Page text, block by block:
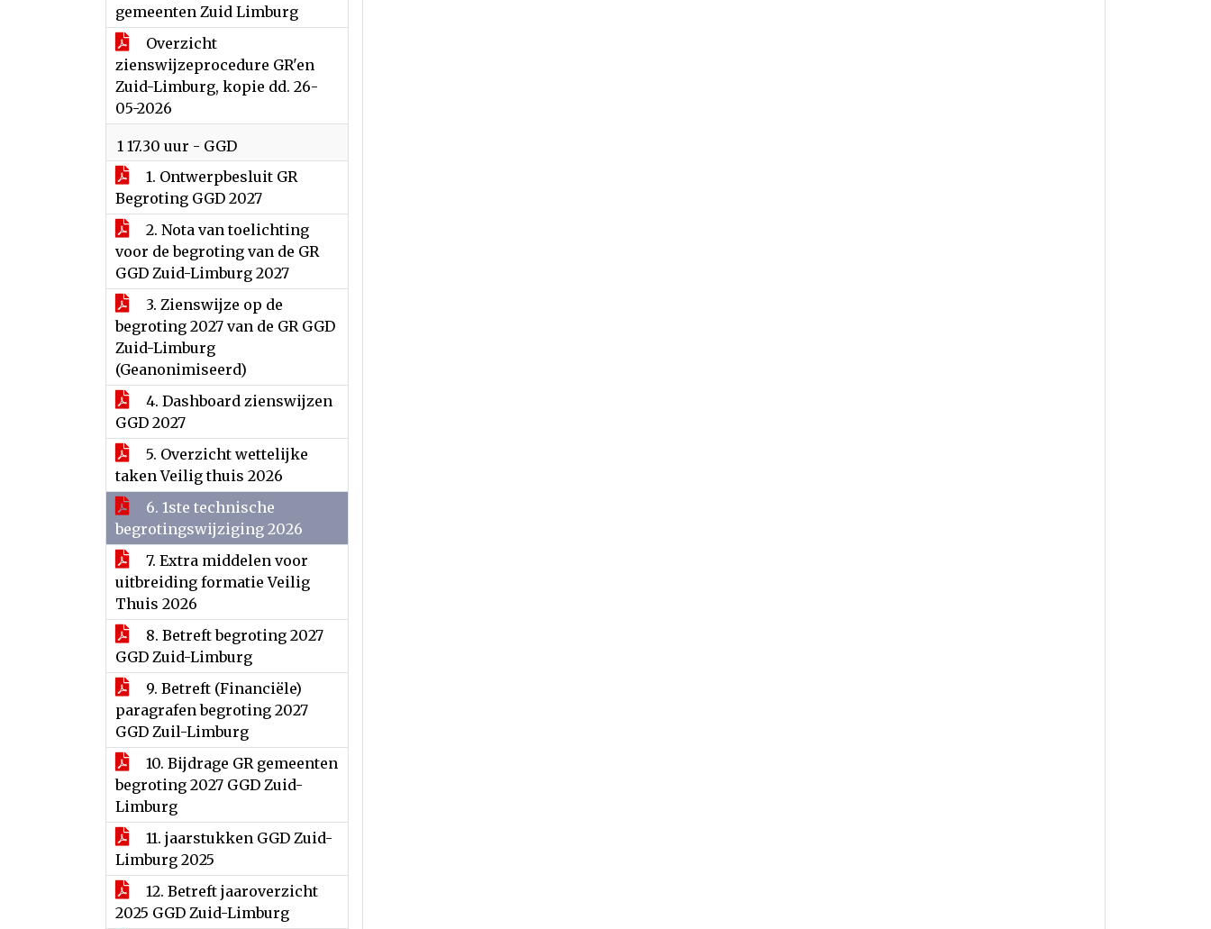
gemeenten Zuid Limburg
Overzicht
zienswijzeprocedure GR'en
Zuid-Limburg, kopie dd. 26-
05-2026
1 17.30 uur - GGD
1. Ontwerpbesluit GR
Begroting GGD 2027
2. Nota van toelichting
voor de begroting van de GR
GGD Zuid-Limburg 2027
3. Zienswijze op de
begroting 2027 van de GR GGD
Zuid-Limburg
(Geanonimiseerd)
4. Dashboard zienswijzen
GGD 2027
5. Overzicht wettelijke
taken Veilig thuis 2026
6. 1ste technische
begrotingswijziging 2026
7. Extra middelen voor
uitbreiding formatie Veilig
Thuis 2026
8. Betreft begroting 2027
GGD Zuid-Limburg
9. Betreft (Financiële)
paragrafen begroting 2027
GGD Zuil-Limburg
10. Bijdrage GR gemeenten
begroting 2027 GGD Zuid-
Limburg
11. jaarstukken GGD Zuid-
Limburg 2025
12. Betreft jaaroverzicht
2025 GGD Zuid-Limburg